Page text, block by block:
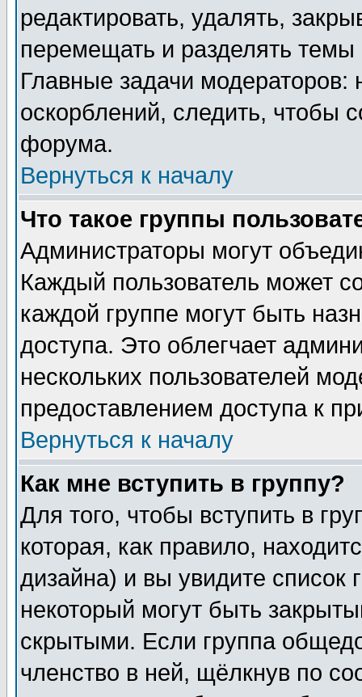
редактировать, удалять,
перемещать и разделять
Главные задачи
оскорблений, следить, чтобы
форума.
Вернуться к началу
Что такое группы
Администраторы могут
Каждый пользователь может
каждой группе могут быть
доступа. Это облегчает
нескольких пользователей
предоставлением доступа к
Вернуться к началу
Как мне вступить в группу?
Для того, чтобы вступить в
которая, как правило,
дизайна) и вы увидите список
некоторый могут быть
скрытыми. Если группа
членство в ней, щёлкнув по